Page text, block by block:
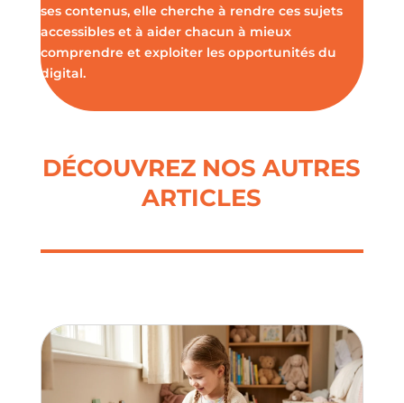
ses contenus, elle cherche à rendre ces sujets
accessibles et à aider chacun à mieux
comprendre et exploiter les opportunités du
digital.
DÉCOUVREZ NOS AUTRES
ARTICLES